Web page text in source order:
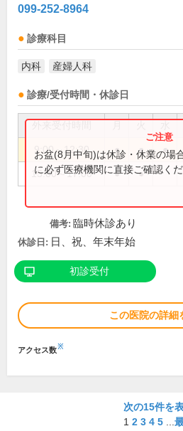
099-252-8964
診療科目
内科 産婦人科
診療/受付時間・休診日
9:00～12:30 ● ● ●
15:00～17:00 ● ●
お盆(8月中旬)は休診・休業の場
に必ず医療機関に直接ご確認くだ
備考: 臨時休診あり
休診日: 日、祝、年末年始
初診受付
この医院の詳細
アクセス数※
次の15件を
1 2 3 4 5